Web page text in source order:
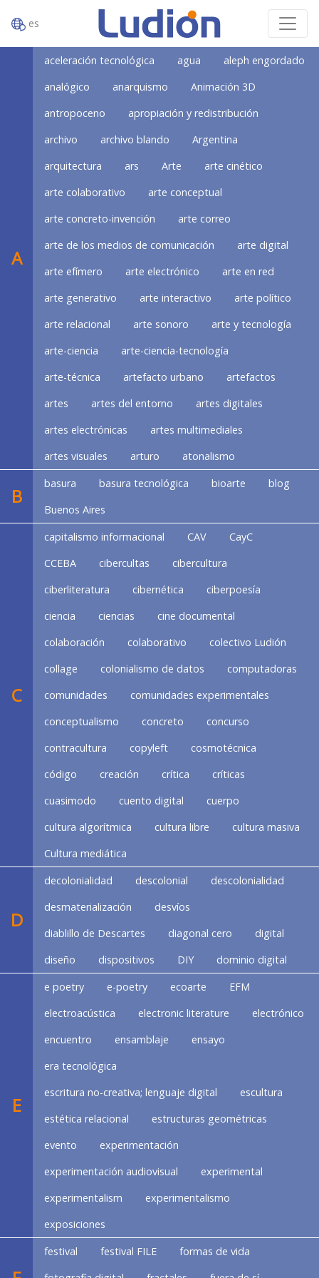
es
A
aceleración tecnológica agua
aleph engordado
analógico
anarquismo
Animación 3D
antropoceno
apropiación y redistribución
archivo
archivo blando
Argentina
arquitectura
ars Arte
arte cinético
arte colaborativo
arte conceptual
arte concreto-invención
arte correo
arte de los medios de comunicación
arte digital
arte efímero
arte electrónico
arte en red
arte generativo
arte interactivo
arte político
arte relacional
arte sonoro
arte y tecnología
arte-ciencia
arte-ciencia-tecnología
arte-técnica
artefacto urbano
artefactos
artes
artes del entorno
artes digitales
artes electrónicas
artes multimediales
artes visuales
arturo atonalismo
B
basura basura tecnológica bioarte
blog
Buenos Aires
C
capitalismo informacional CAV
CayC
CCEBA
cibercultas
cibercultura
ciberliteratura
cibernética
ciberpoesía
ciencia
ciencias
cine documental
colaboración
colaborativo
colectivo Ludión
collage
colonialismo de datos
computadoras
comunidades
comunidades experimentales
conceptualismo
concreto
concurso
contracultura
copyleft
cosmotécnica
código
creación crítica
críticas
cuasimodo
cuento digital
cuerpo
cultura algorítmica
cultura libre
cultura masiva
Cultura mediática
D
decolonialidad descolonial
descolonialidad
desmaterialización
desvíos
diablillo de Descartes
diagonal cero
digital
diseño
dispositivos DIY dominio digital
E
e poetry e-poetry ecoarte
EFM
electroacústica
electronic literature
electrónico
encuentro
ensamblaje
ensayo
era tecnológica
escritura no-creativa; lenguaje digital
escultura
estética relacional
estructuras geométricas
evento
experimentación
experimentación audiovisual
experimental
experimentalism
experimentalismo
exposiciones
festival festival FILE
formas de vida